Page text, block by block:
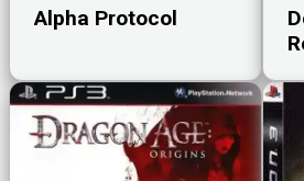
Alpha Protocol